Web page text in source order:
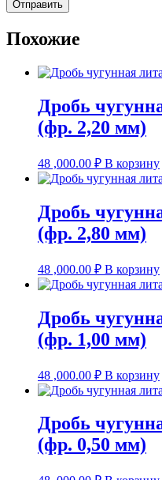
Похожие
Дробь
(фр. 2,20 мм)
48 ,000.00 ₽ В корзину
Дробь
(фр. 2,80 мм)
48 ,000.00 ₽ В корзину
Дробь
(фр. 1,00 мм)
48 ,000.00 ₽ В корзину
Дробь
(фр. 0,50 мм)